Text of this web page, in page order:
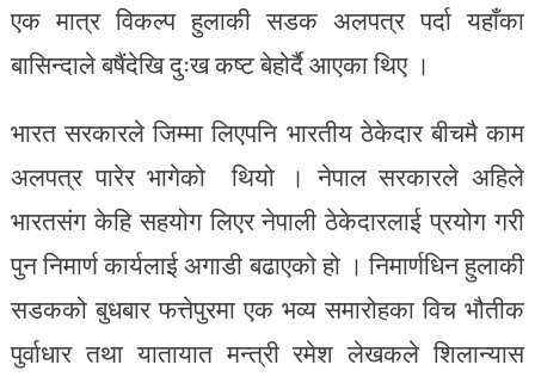
एक मात्र विकल्प हुलाकी सडक अलपत्र पर्दा यहाँका
बासिन्दाले बषैंदेखि दुःख कष्ट बेहोर्दै आएका थिए ।
भारत सरकारले जिम्मा लिएपनि भारतीय ठेकेदार बीचमै काम
अलपत्र पारेर भागेको थियो । नेपाल सरकारले अहिले
भारतसंग केहि सहयोग लिएर नेपाली ठेकेदारलाई प्रयोग गरी
पुन निमार्ण कार्यलाई अगाडी बढाएको हो । निमार्णधिन हुलाकी
सडकको बुधबार फत्तेपुरमा एक भव्य समारोहका विच भौतीक
पुर्वाधार तथा यातायात मन्त्री रमेश लेखकले शिलान्यास